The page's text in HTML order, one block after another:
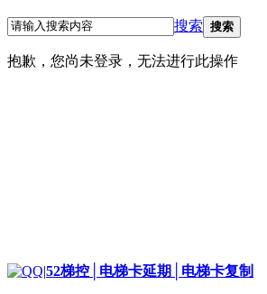
搜索 搜索
抱歉，您尚未登录，无法进行此操作
|52梯控│电梯卡延期│电梯卡复制